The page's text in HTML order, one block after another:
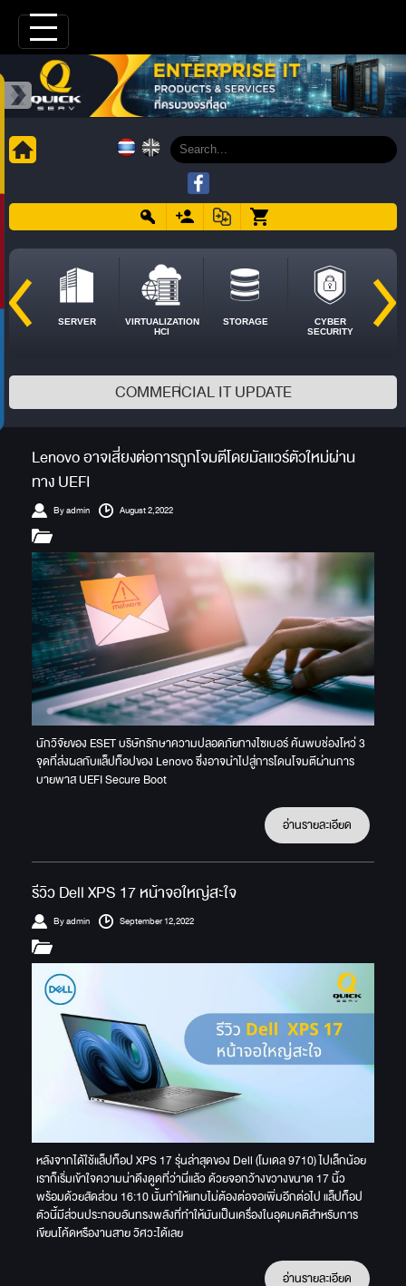
SERVER
VIRTUALIZATION
HCI
STORAGE
CYBER
SECURITY
COMMERCIAL IT UPDATE
Lenovo อาจเสี่ยงต่อการถูกโจมตีโดยมัลแวร์ตัวใหม่ผ่าน
ทาง UEFI
By admin August 2,2022
นักวิจัยของ ESET บริษัทรักษาความปลอดภัยทางไซเบอร์ ค้นพบช่องโหว่ 3
จุดที่ส่งผลกับแล็ปท็อปของ Lenovo ซึ่งอาจนำไปสู่การโดนโจมตีผ่านการ
บายพาส UEFI Secure Boot
อ่านรายละเอียด
รีวิว Dell XPS 17 หน้าจอใหญ่สะใจ
By admin September 12,2022
หลังจากได้ใช้แล็ปท็อป XPS 17 รุ่นล่าสุดของ Dell (โมเดล 9710) ไปเล็กน้อย
เราก็เริ่มเข้าใจความน่าดึงดูดที่ว่านี่แล้ว ด้วยจอกว้างขวางขนาด 17 นิ้ว
พร้อมด้วยสัดส่วน 16:10 นั้นทำให้แทบไม่ต้องต่อจอเพิ่มอีกต่อไป แล็ปท็อป
ตัวนี้มีส่วนประกอบอันทรงพลังที่ทำให้มันเป็นเครื่องในอุดมคติสำหรับการ
เขียนโค้ดหรืองานสาย วิศวะได้เลย
อ่านรายละเอียด